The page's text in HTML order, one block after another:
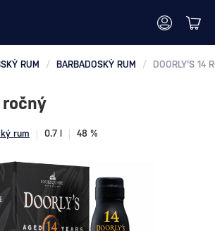
RUM / BARBADOSKÝ RUM / DOORLY'S 14
rum 0.7 l 48 %
ročný